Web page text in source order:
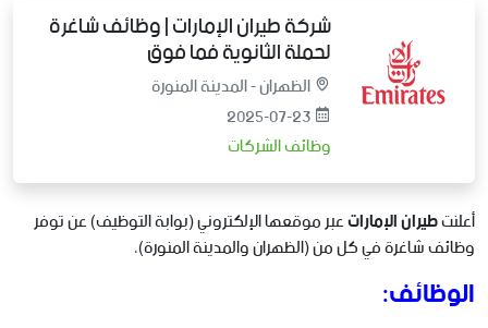
شركة طيران الإمارات | وظائف شاغرة
لحملة الثانوية فما فوق
الظهران - المدينة المنورة
2025-07-23
وظائف الشركات
أعلنتطيران الإماراتعبر موقعها الإلكتروني (بوابة التوظيف) عن توفر
وظائف شاغرة في كل من (الظهران والمدينة المنورة)،
الوظائف: